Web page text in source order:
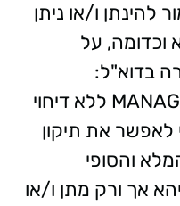
להינתן ו/או ניתן
וכדומה, על
בדוא"ל:
MANAGER@GAL-GEFEN.CO.IL ללא דיחוי
לאפשר את תיקון
והסופי
אך ורק מתן ו/או